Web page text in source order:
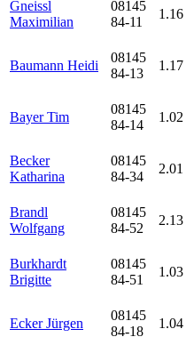
Gneissl
Maximilian
08145
84-11
1.16
Baumann Heidi
08145
84-13
1.17
Bayer Tim
08145
84-14
1.02
Becker
Katharina
08145
84-34
2.01
Brandl
Wolfgang
08145
84-52
2.13
Burkhardt
Brigitte
08145
84-51
1.03
Ecker Jürgen
08145
84-18
1.04